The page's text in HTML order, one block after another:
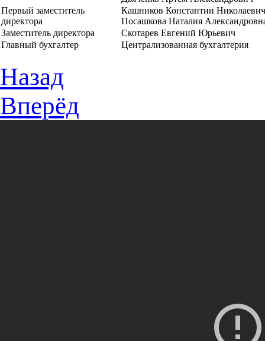
Первый заместитель
директора
Кашников Константин Николаевич
Посашкова Наталия
Заместитель директора
Скотарев Евгений Юрьевич
Главный бухгалтер
Централизованная бухгалтерия
Назад
Вперёд